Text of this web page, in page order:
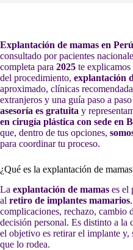
Explantación de mamas en Perú
consultado por pacientes
completa para 2025 te explicamos
del procedimiento, explantación
aproximado, clínicas
extranjeros y una guía paso a
asesoría es gratuita y
en cirugía plástica con sede en
que, dentro de tus opciones,
para coordinar tu proceso.
¿Qué es la explantación de
La explantación de mamas es el
al retiro de implantes mamarios
complicaciones, rechazo, cambio
decisión personal. Es distinto a la
el objetivo es retirar el implante y,
que lo rodea.